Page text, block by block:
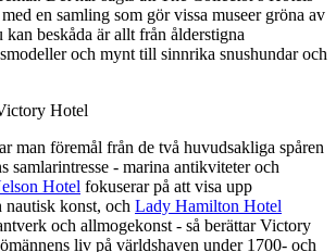
en samling som gör vissa museer gröna av
beskåda är allt från ålderstigna
och mynt till sinnrika snushundar och
Hotel
man föremål från de två huvudsakliga spåren
samlarintresse - marina antikviteter och
Hotel fokuserar på att visa upp
nautisk konst, och Lady Hamilton Hotel
och allmogekonst - så berättar Victory
liv på världshaven under 1700- och